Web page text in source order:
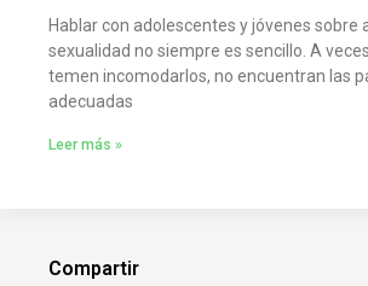
Hablar con adolescentes y jóvenes sobre
sexualidad no siempre es sencillo. A
temen incomodarlos, no encuentran las
adecuadas
Leer más »
Compartir